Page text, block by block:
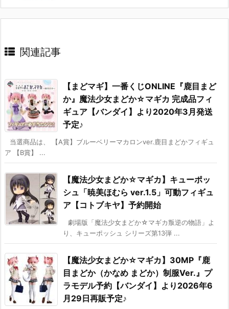
関連記事
【まどマギ】一番くじONLINE『鹿目まど
か』魔法少女まどか☆マギカ 完成品フィ
ギュア【バンダイ】より2020年3月発送
予定♪
当選商品は、 【A賞】ブルーベリーマカロンver.鹿目まどかフィギュ
ア 【B賞】 ...
【魔法少女まどか☆マギカ】キューポッ
シュ「暁美ほむら ver.1.5」可動フィギュ
ア【コトブキヤ】予約開始
劇場版「魔法少女まどか☆マギカ叛逆の物語」よ
り、キューポッシュ シリーズ第13弾 ...
【魔法少女まどか☆マギカ】30MP『鹿
目まどか（かなめ まどか）制服Ver.』プ
ラモデル予約【バンダイ】より2026年6
月29日再販予定♪